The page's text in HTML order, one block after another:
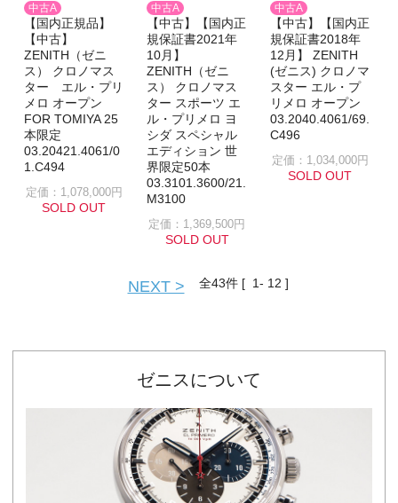
中古A
【国内正規品】
【中古】
ZENITH（ゼニ
ス） クロノマス
ター エル・プリ
メロ オープン
FOR TOMIYA 25
本限定
03.20421.4061/0
1.C494
定価：1,078,000円
SOLD OUT
中古A
【中古】【国内正
規保証書2021年
10月】
ZENITH（ゼニ
ス） クロノマス
ター スポーツ エ
ル・プリメロ ヨ
シダ スペシャル
エディション 世
界限定50本
03.3101.3600/21.
M3100
定価：1,369,500円
SOLD OUT
中古A
【中古】【国内正
規保証書2018年
12月】 ZENITH
(ゼニス) クロノマ
スター エル・プ
リメロ オープン
03.2040.4061/69.
C496
定価：1,034,000円
SOLD OUT
NEXT > 全43件 [ 1- 12 ]
ゼニスについて